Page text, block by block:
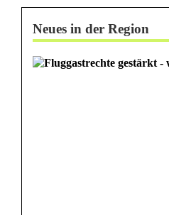
i
Neues in der Region